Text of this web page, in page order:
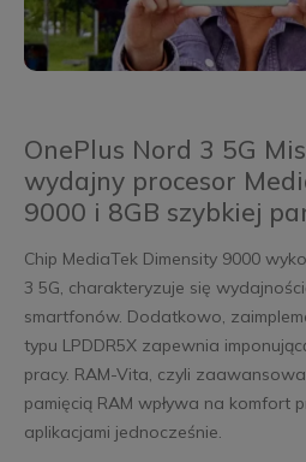
OnePlus Nord 3 5G
wydajny procesor
9000 i 8GB szybkiej
Chip MediaTek Dimensity 9000
3 5G, charakteryzuje się
smartfonów. Dodatkowo,
typu LPDDR5X zapewnia
pracy. RAM-Vita, czyli
pamięcią RAM wpływa na komfort
aplikacjami jednocześnie.